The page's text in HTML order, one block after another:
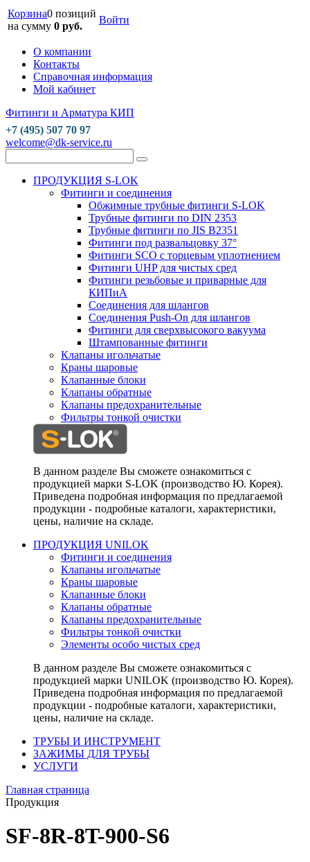
Корзина0 позиций
на сумму 0 руб.
Войти
О компании
Контакты
Справочная информация
Мой кабинет
Фитинги и Арматура КИП
+7 (495) 507 70 97
welcome@dk-service.ru
ПРОДУКЦИЯ S-LOK
Фитинги и соединения
Обжимные трубные фитинги S-LOK
Трубные фитинги по DIN 2353
Трубные фитинги по JIS B2351
Фитинги под развальцовку 37°
Фитинги SCO с торцевым уплотнением
Фитинги UHP для чистых сред
Фитинги резьбовые и приварные для
КИПиА
Соединения для шлангов
Соединения Push-On для шлангов
Фитинги для сверхвысокого вакуума
Штампованные фитинги
Клапаны игольчатые
Краны шаровые
Клапанные блоки
Клапаны обратные
Клапаны предохранительные
Фильтры тонкой очистки
В данном разделе Вы сможете ознакомиться с
продукцией марки S-LOK (производство Ю. Корея).
Приведена подробная информация по предлагаемой
продукции - подробные каталоги, характеристики,
цены, наличие на складе.
ПРОДУКЦИЯ UNILOK
Фитинги и соединения
Клапаны игольчатые
Краны шаровые
Клапанные блоки
Клапаны обратные
Клапаны предохранительные
Фильтры тонкой очистки
Элементы особо чистых сред
В данном разделе Вы сможете ознакомиться с
продукцией марки UNILOK (производство Ю. Корея).
Приведена подробная информация по предлагаемой
продукции - подробные каталоги, характеристики,
цены, наличие на складе.
ТРУБЫ И ИНСТРУМЕНТ
ЗАЖИМЫ ДЛЯ ТРУБЫ
УСЛУГИ
Главная страница
Продукция
SF-8R-8T-900-S6